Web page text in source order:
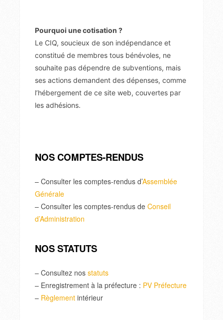
Pourquoi une cotisation ?
Le CIQ, soucieux de son indépendance et
constitué de membres tous bénévoles, ne
souhaite pas dépendre de subventions, mais
ses actions demandent des dépenses, comme
l’hébergement de ce site web, couvertes par
les adhésions.
NOS COMPTES-RENDUS
– Consulter les comptes-rendus d’Assemblée
Générale
– Consulter les comptes-rendus de Conseil
d’Administration
NOS STATUTS
– Consultez nos statuts
– Enregistrement à la préfecture : PV Préfecture
– Règlement intérieur